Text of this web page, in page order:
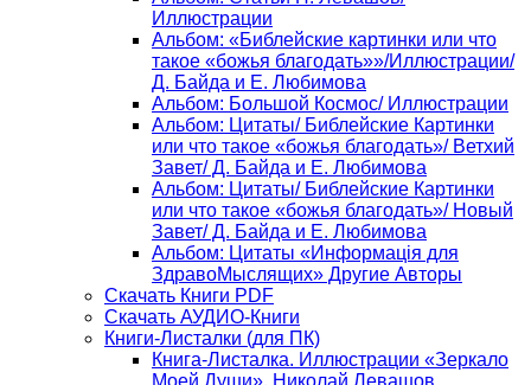
Иллюстрации
Альбом: «Библейские картинки или что
такое «божья благодать»»/Иллюстрации/
Д. Байда и Е. Любимова
Альбом: Большой Космос/ Иллюстрации
Альбом: Цитаты/ Библейские Картинки
или что такое «божья благодать»/ Ветхий
Завет/ Д. Байда и Е. Любимова
Альбом: Цитаты/ Библейские Картинки
или что такое «божья благодать»/ Новый
Завет/ Д. Байда и Е. Любимова
Альбом: Цитаты «Информацiя для
ЗдравоМыслящих» Другие Авторы
Скачать Книги PDF
Скачать АУДИО-Книги
Книги-Листалки (для ПК)
Книга-Листалка. Иллюстрации «Зеркало
Моей Души». Николай Левашов